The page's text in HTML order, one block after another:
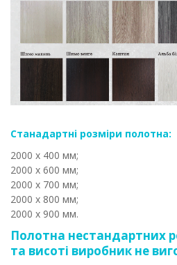
Станадартні розміри полотна:
2000 х 400 мм;
2000 х 600 мм;
2000 х 700 мм;
2000 х 800 мм;
2000 х 900 мм.
Полотна нестандартних
та висоті виробник не